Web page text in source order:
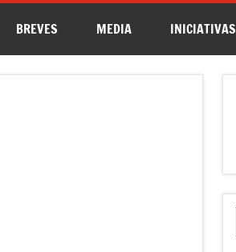
BREVES MEDIA INICIATIVAS